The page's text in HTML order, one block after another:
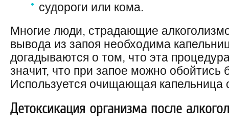
судороги или кома.
Многие люди, страдающие
вывода из запоя необходима
догадываются о том, что эта
значит, что при запое можно
Используется очищающая капельница
Детоксикация организма после